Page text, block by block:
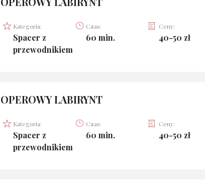
Kategoria:
Spacer z
przewodnikiem
Czas:
60 min.
Ceny:
40-50 zł
OPEROWY LABIRYNT
Kategoria:
Spacer z
przewodnikiem
Czas:
60 min.
Ceny:
40-50 zł